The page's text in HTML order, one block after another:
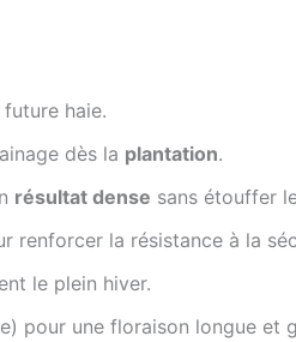
haie.
dès la plantation.
résultat dense sans étouffer
renforcer la résistance à la
le plein hiver.
pour une floraison longue et